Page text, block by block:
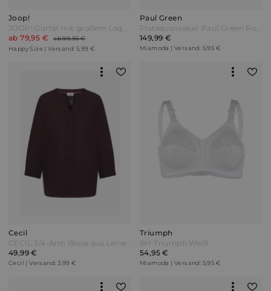
Joop!
JOOP! Gürtel mit großem Logo-Schriftzug Beige
ab 79,95 €
ab 99,95 €
Happy Size | Versand: 5,99 €
Paul Green
Plateausneaker Paul Green Rosé Pink
149,99 €
Miamoda | Versand: 5,95 €
Cecil
CECIL 3/4-Arm Bluse aus Leinenmix - rich burgundy Rot
49,99 €
Cecil | Versand: 3,99 €
Triumph
BH Triumph Weiß
54,95 €
Miamoda | Versand: 5,95 €